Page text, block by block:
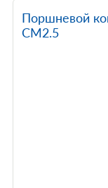
Поршневой
CM2.5